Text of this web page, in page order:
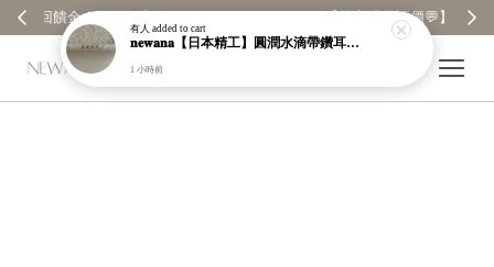
有人 added to cart
𝐧𝐞𝐰𝐚𝐧𝐚【日本精工】圓潤水滴帶鑽耳環｜耳針｜高保色｜純銀｜鍍玫瑰金｜現貨＋預購【n989】
1 小時前